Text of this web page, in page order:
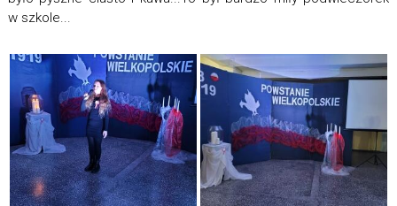
w szkole...